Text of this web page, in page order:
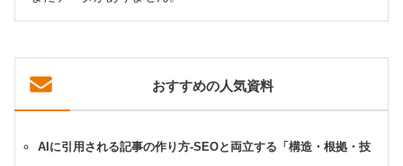
おすすめの人気資料
AIに引用される記事の作り方-SEOと両立する「構造・根拠・技